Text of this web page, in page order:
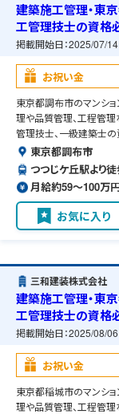
建築施工管理・東
工管理技士の資格
能
掲載開始日：2025/07/14
お祝い金
東京都調布市のマンシ
理や品質管理、工程管
管理技士、一級建築士の
東京都調布市
つつじケ丘駅より
月給約59〜100万円
お気に入り
三和建装株式会社
建築施工管理・東
工管理技士の資格
掲載開始日：2025/08/06
お祝い金
東京都稲城市のマンシ
理や品質管理、工程管